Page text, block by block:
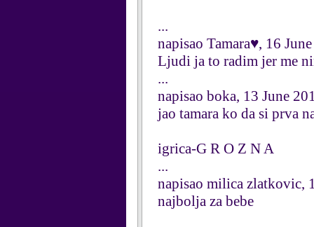
...
napisao Tamara♥, 16
Ljudi ja to radim jer me
...
napisao boka, 13 June
jao tamara ko da si prva
igrica-G R O Z N A
...
napisao milica zlatkovic,
najbolja za bebe